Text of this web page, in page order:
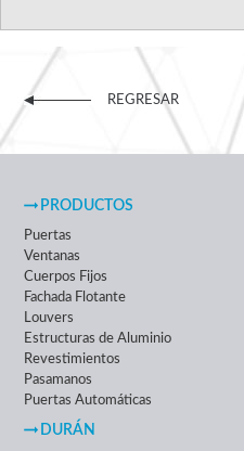
REGRESAR
PRODUCTOS
Puertas
Ventanas
Cuerpos Fijos
Fachada Flotante
Louvers
Estructuras de Aluminio
Revestimientos
Pasamanos
Puertas Automáticas
DURÁN